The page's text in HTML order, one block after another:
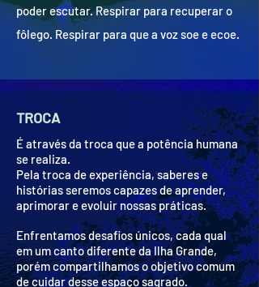
poder escutar. Respirar para recuperar o
fôlego. Respirar para que a voz soe e ecoe.
TROCA
É através da troca que a potência humana
se realiza.
Pela troca de experiência, saberes e
histórias seremos capazes de aprender,
aprimorar e evoluir nossas práticas.
Enfrentamos desafios únicos, cada qual
em um canto diferente da Ilha Grande,
porém compartilhamos o objetivo comum
de cuidar desse espaço sagrado.